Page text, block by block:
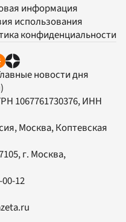
информация
использования
конфиденциальности
новости дня
1067761730376, ИНН
Москва, Коптевская
, г. Москва,
12